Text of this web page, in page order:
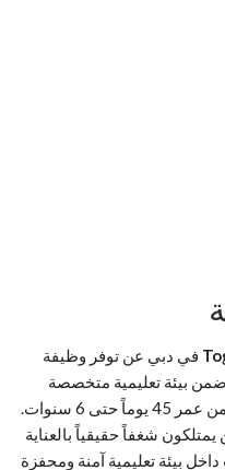
في دبي عن توفر وظيفة
ضمن بيئة تعليمية متخصصة
تعتمد على منهج مونتيسوري للأطفال من عمر 45 يوماً حتى 6 سنوات.
شغفاً حقيقياً بالعناية
بيئة تعليمية آمنة ومحفزة